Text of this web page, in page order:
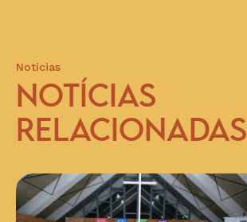
Notícias
NOTÍCIAS
RELACIONADAS